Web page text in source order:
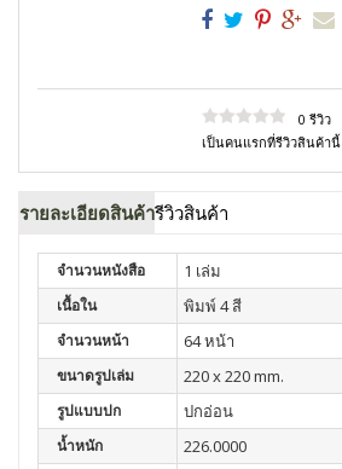
0 รีวิว
เป็นคนแรกที่รีวิวสินค้านี้
รายละเอียดสินค้ารีวิวสินค้า
จำนวนหนังสือ 1 เล่ม
เนื้อใน พิมพ์ 4 สี
จำนวนหน้า 64 หน้า
ขนาดรูปเล่ม 220 x 220 mm.
รูปแบบปก ปกอ่อน
น้ำหนัก 226.0000